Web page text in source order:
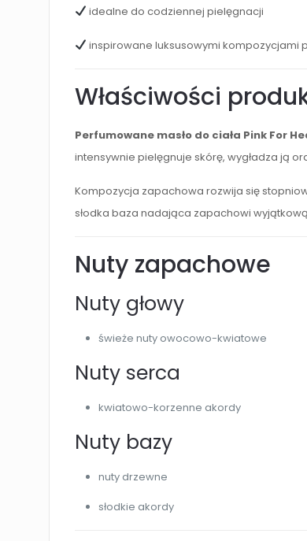
idealne do codziennej pielęgnacji
inspirowane luksusowymi kompozycjami
Właściwości
Perfumowane masło do ciała Pink For
intensywnie pielęgnuje skórę, wygładza ją
Kompozycja zapachowa rozwija się
słodka baza nadająca zapachowi wyjątkową
Nuty zapachowe
Nuty głowy
świeże nuty owocowo-kwiatowe
Nuty serca
kwiatowo-korzenne akordy
Nuty bazy
nuty drzewne
słodkie akordy